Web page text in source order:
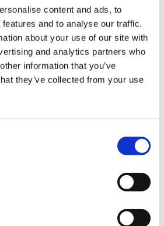
content and ads, to
and to analyse our traffic.
about your use of our site with
and analytics partners who
information that you’ve
they’ve collected from your use
: Bowling, Laser Tag, Irish Music
Sports
la
performance musicali
sera, attirando musicisti da